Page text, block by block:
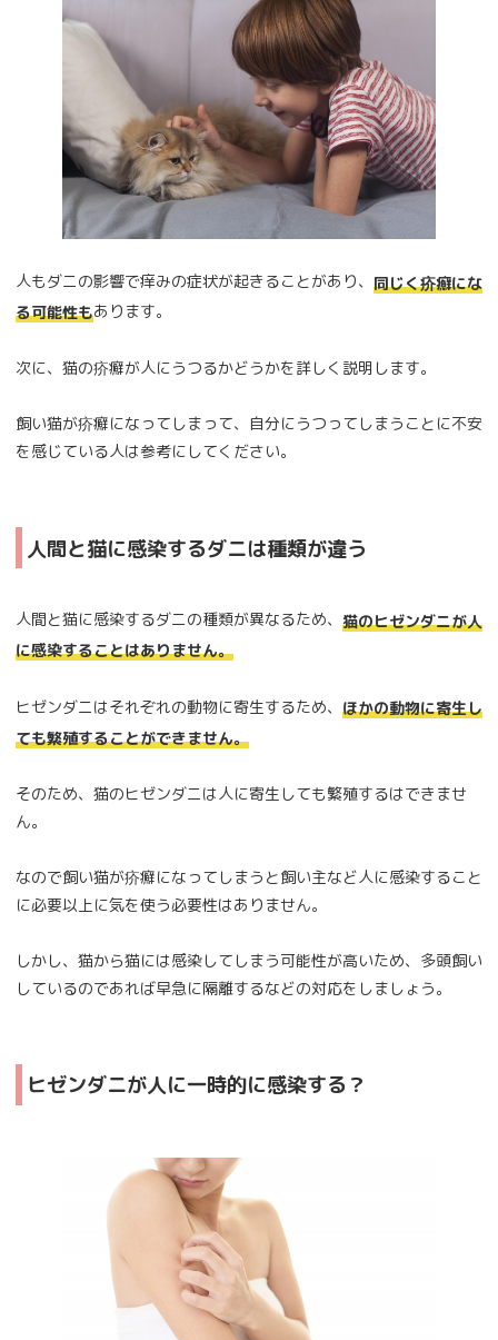
人もダニの影響で痒みの症状が起きることがあり、 同じく疥癬にな
る可能性もあります。
次に、猫の疥癬が人にうつるかどうかを詳しく説明します。
飼い猫が疥癬になってしまって、自分にうつってしまうことに不安
を感じている人は参考にしてください。
人間と猫に感染するダニは種類が違う
人間と猫に感染するダニの種類が異なるため、 猫のヒゼンダニが人
に感染することはありません。
ヒゼンダニはそれぞれの動物に寄生するため、 ほかの動物に寄生し
ても繁殖することができません。
そのため、猫のヒゼンダニは人に寄生しても繁殖するはできませ
ん。
なので飼い猫が疥癬になってしまうと飼い主など人に感染すること
に必要以上に気を使う必要性はありません。
しかし、猫から猫には感染してしまう可能性が高いため、多頭飼い
しているのであれば早急に隔離するなどの対応をしましょう。
ヒゼンダニが人に一時的に感染する？